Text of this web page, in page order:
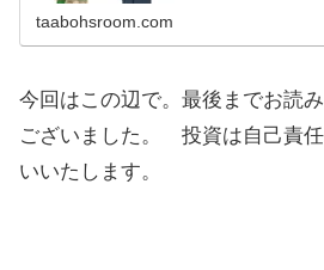
taabohsroom.com
今回はこの辺で。最後までお読
ございました。 投資は自己責
いいたします。